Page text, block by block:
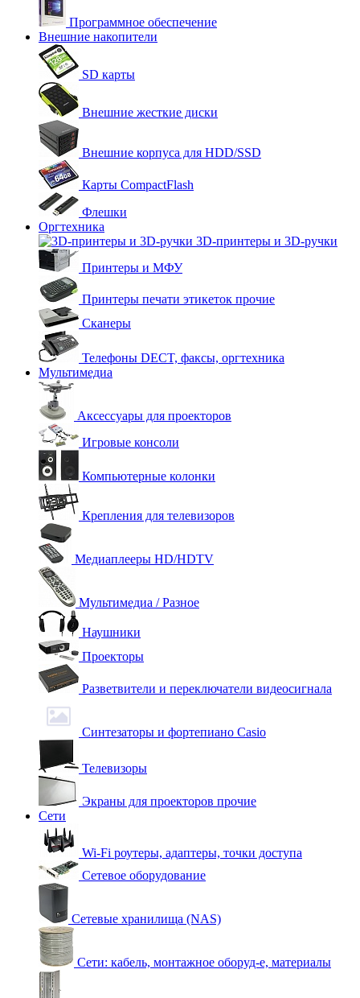
Программное обеспечение
Внешние накопители
SD карты
Внешние жесткие диски
Внешние корпуса для HDD/SSD
Карты CompactFlash
Флешки
Оргтехника
3D-принтеры и 3D-ручки
Принтеры и МФУ
Принтеры печати этикеток прочие
Сканеры
Телефоны DECT, факсы, оргтехника
Мультимедиа
Аксессуары для проекторов
Игровые консоли
Компьютерные колонки
Крепления для телевизоров
Медиаплееры HD/HDTV
Мультимедиа / Разное
Наушники
Проекторы
Разветвители и переключатели видеосигнала
Синтезаторы и фортепиано Casio
Телевизоры
Экраны для проекторов прочие
Сети
Wi-Fi роутеры, адаптеры, точки доступа
Сетевое оборудование
Сетевые хранилища (NAS)
Сети: кабель, монтажное оборуд-е, материалы